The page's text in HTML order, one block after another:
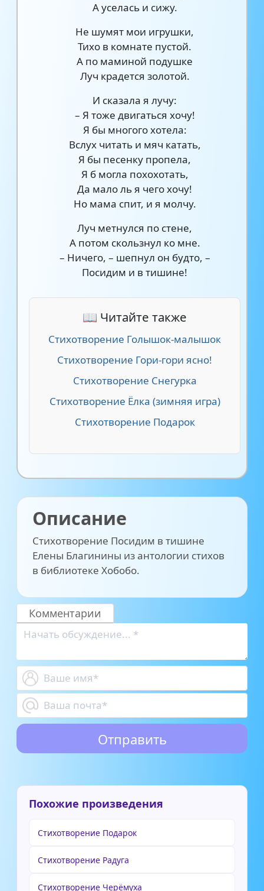
А уселась и сижу.
Не шумят мои игрушки,
Тихо в комнате пустой.
А по маминой подушке
Луч крадется золотой.
И сказала я лучу:
– Я тоже двигаться хочу!
Я бы многого хотела:
Вслух читать и мяч катать,
Я бы песенку пропела,
Я б могла похохотать,
Да мало ль я чего хочу!
Но мама спит, и я молчу.
Луч метнулся по стене,
А потом скользнул ко мне.
– Ничего, – шепнул он будто, –
Посидим и в тишине!
📖 Читайте также
Стихотворение Голышок-малышок
Стихотворение Гори-гори ясно!
Стихотворение Снегурка
Стихотворение Ёлка (зимняя игра)
Стихотворение Подарок
Описание
Стихотворение Посидим в тишине
Елены Благинины из антологии стихов
в библиотеке Хобобо.
Комментарии
Похожие произведения
Стихотворение Подарок
Стихотворение Радуга
Стихотворение Черёмуха